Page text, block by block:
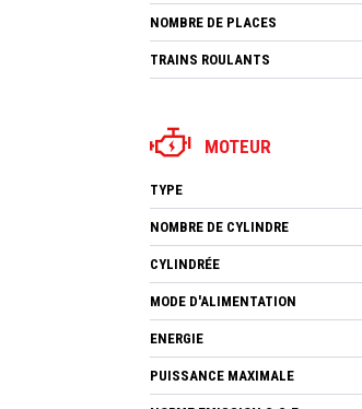
NOMBRE DE PLACES
TRAINS ROULANTS
MOTEUR
TYPE
NOMBRE DE CYLINDRE
CYLINDRÉE
MODE D'ALIMENTATION
ENERGIE
PUISSANCE MAXIMALE